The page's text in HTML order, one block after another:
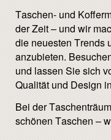
Taschen- und
der Zeit – und wir
die neuesten Trends
anzubieten.
und lassen Sie sich
Qualität und Design
Bei der
schönen Taschen –